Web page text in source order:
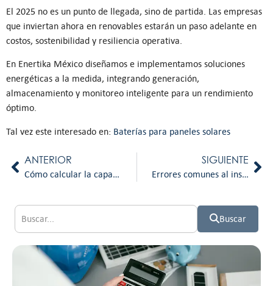
El 2025 no es un punto de llegada, sino de partida. Las empresas
que inviertan ahora en renovables estarán un paso adelante en
costos, sostenibilidad y resiliencia operativa.
En Enertika México diseñamos e implementamos soluciones
energéticas a la medida, integrando generación,
almacenamiento y monitoreo inteligente para un rendimiento
óptimo.
Tal vez este interesado en: Baterías para paneles solares
ANTERIOR
Cómo calcular la capacidad ideal de paneles solares para tu planta industrial
SIGUIENTE
Errores comunes al instalar paneles solares en empresas y cómo evitarlos
Buscar